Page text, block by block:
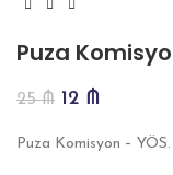
Puza
25₼ 12 ₼
Puza Komisyon – YÖS.